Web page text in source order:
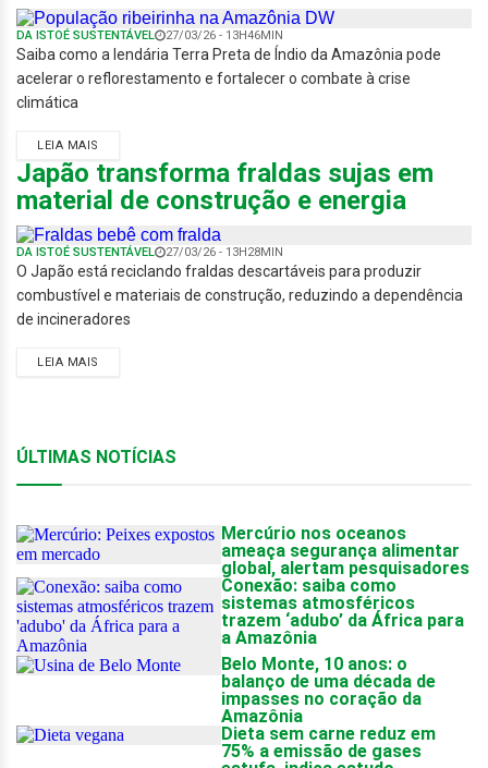
DA ISTOÉ SUSTENTÁVEL 27/03/26 - 13H46MIN
Saiba como a lendária Terra Preta de Índio da Amazônia pode
acelerar o reflorestamento e fortalecer o combate à crise
climática
LEIA MAIS
Japão transforma fraldas sujas em
material de construção e energia
DA ISTOÉ SUSTENTÁVEL 27/03/26 - 13H28MIN
O Japão está reciclando fraldas descartáveis para produzir
combustível e materiais de construção, reduzindo a dependência
de incineradores
LEIA MAIS